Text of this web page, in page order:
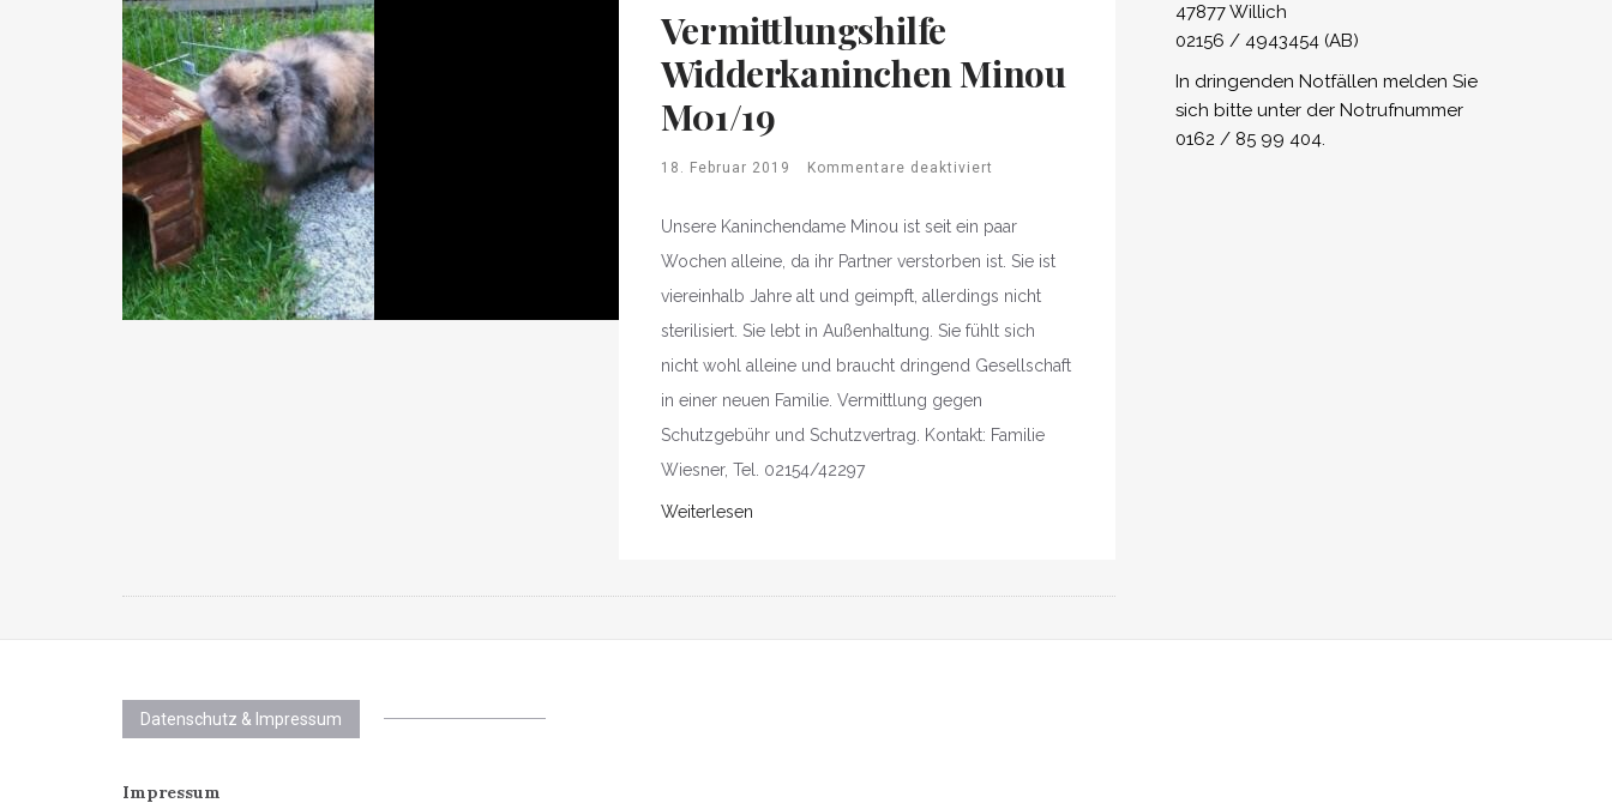
Vermittlungshilfe
Widderkaninchen Minou
M01/19
18. Februar 2019 Kommentare deaktiviert
Unsere Kaninchendame Minou ist seit ein paar
Wochen alleine, da ihr Partner verstorben ist. Sie ist
viereinhalb Jahre alt und geimpft, allerdings nicht
sterilisiert. Sie lebt in Außenhaltung. Sie fühlt sich
nicht wohl alleine und braucht dringend Gesellschaft
in einer neuen Familie. Vermittlung gegen
Schutzgebühr und Schutzvertrag. Kontakt: Familie
Wiesner, Tel. 02154/42297
Weiterlesen
47877 Willich
02156 / 4943454 (AB)
In dringenden Notfällen melden Sie
sich bitte unter der Notrufnummer
0162 / 85 99 404.
Datenschutz & Impressum
Impressum